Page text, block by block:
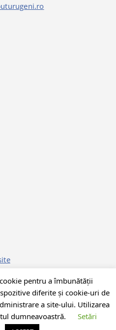
pentru a îmbunătății
diferite și cookie-uri de
a site-ului. Utilizarea
dumneavoastră.
Setări